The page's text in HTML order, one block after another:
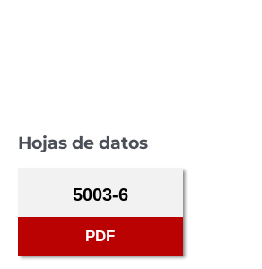
Hojas de datos
5003-6
PDF